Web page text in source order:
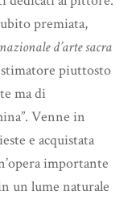
premiata,
d’arte sacra
piuttosto
ma di
Venne in
e acquistata
importante
un lume naturale